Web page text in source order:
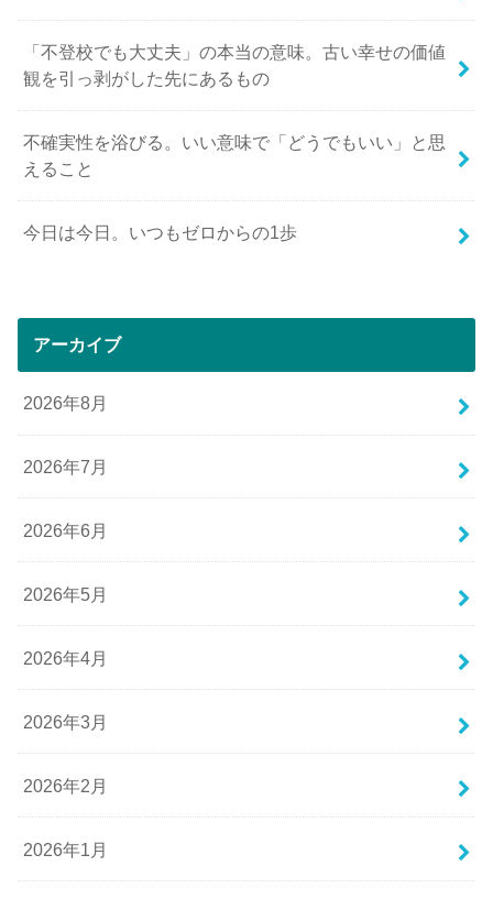
「不登校でも大丈夫」の本当の意味。古い幸せの価値
観を引っ剥がした先にあるもの
不確実性を浴びる。いい意味で「どうでもいい」と思
えること
今日は今日。いつもゼロからの1歩
アーカイブ
2026年8月
2026年7月
2026年6月
2026年5月
2026年4月
2026年3月
2026年2月
2026年1月